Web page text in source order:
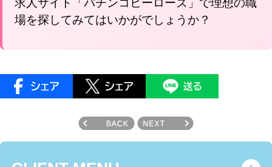
求人サイト「パチンコヒーローズ」で理想の職
場を探してみてはいかがでしょうか？